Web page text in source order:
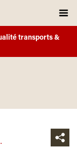
transports &